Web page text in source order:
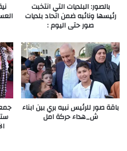
بالصور: البلديات التي انتخبت
رئيسها ونائبه ضمن اتحاد بلديات
صور حتى اليوم :
باقة صور للرئيس نبيه بري بين ابناء
ش_هداء حركة امل